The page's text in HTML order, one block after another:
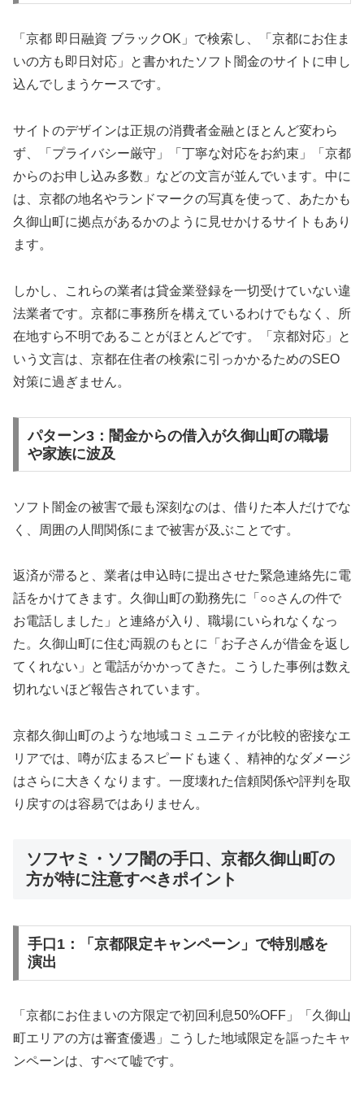
「京都 即日融資 ブラックOK」で検索し、「京都にお住ま
いの方も即日対応」と書かれたソフト闇金のサイトに申し
込んでしまうケースです。
サイトのデザインは正規の消費者金融とほとんど変わら
ず、「プライバシー厳守」「丁寧な対応をお約束」「京都
からのお申し込み多数」などの文言が並んでいます。中に
は、京都の地名やランドマークの写真を使って、あたかも
久御山町に拠点があるかのように見せかけるサイトもあり
ます。
しかし、これらの業者は貸金業登録を一切受けていない違
法業者です。京都に事務所を構えているわけでもなく、所
在地すら不明であることがほとんどです。「京都対応」と
いう文言は、京都在住者の検索に引っかかるためのSEO
対策に過ぎません。
パターン3：闇金からの借入が久御山町の職場
や家族に波及
ソフト闇金の被害で最も深刻なのは、借りた本人だけでな
く、周囲の人間関係にまで被害が及ぶことです。
返済が滞ると、業者は申込時に提出させた緊急連絡先に電
話をかけてきます。久御山町の勤務先に「○○さんの件で
お電話しました」と連絡が入り、職場にいられなくなっ
た。久御山町に住む両親のもとに「お子さんが借金を返し
てくれない」と電話がかかってきた。こうした事例は数え
切れないほど報告されています。
京都久御山町のような地域コミュニティが比較的密接なエ
リアでは、噂が広まるスピードも速く、精神的なダメージ
はさらに大きくなります。一度壊れた信頼関係や評判を取
り戻すのは容易ではありません。
ソフヤミ・ソフ闇の手口、京都久御山町の
方が特に注意すべきポイント
手口1：「京都限定キャンペーン」で特別感を
演出
「京都にお住まいの方限定で初回利息50%OFF」「久御山
町エリアの方は審査優遇」こうした地域限定を謳ったキャ
ンペーンは、すべて嘘です。